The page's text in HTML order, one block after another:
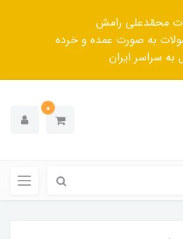
محمّدعلی رامش
به صورت عمده و خرده
به سراسر ایران
0